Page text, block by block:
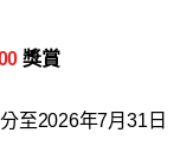
獎賞
至2026年7月31日